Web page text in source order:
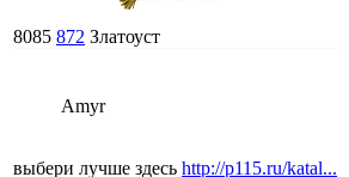
8085 872 Златоуст
Amyr
выбери лучше здесь http://p115.ru/katal...